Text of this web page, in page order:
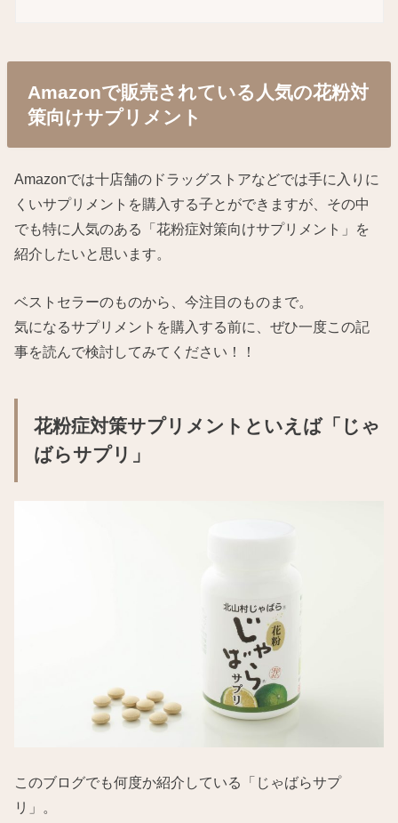
Amazonで販売されている人気の花粉対
策向けサプリメント
Amazonでは十店舗のドラッグストアなどでは手に入りに
くいサプリメントを購入する子とができますが、その中
でも特に人気のある「花粉症対策向けサプリメント」を
紹介したいと思います。
ベストセラーのものから、今注目のものまで。
気になるサプリメントを購入する前に、ぜひ一度この記
事を読んで検討してみてください！！
花粉症対策サプリメントといえば「じゃ
ばらサプリ」
このブログでも何度か紹介している「じゃばらサプ
リ」。